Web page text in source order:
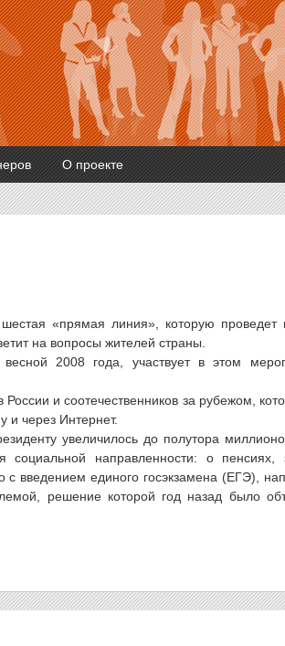
О проекте
«прямая линия», которую проведет
на вопросы жителей страны.
весной 2008 года, участвует в этом
и соотечественников за рубежом,
и через Интернет.
увеличилось до полутора
направленности: о пенсиях,
введением единого госэкзамена (ЕГЭ),
решение которой год назад было